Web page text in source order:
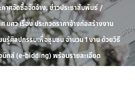
กาศจัดซื้อจัดจ้าง,ข่าวประชาสัมพันธ์ /
มศว เรื่อง ประกวดราคาจ้างก่อสร้างงาน
รู้ศิลปกรรมเพื่อชุมชน จำนวน 1 งาน ด้วยวิธี
นิกส์ (e-bidding) พร้อมรายละเอียด